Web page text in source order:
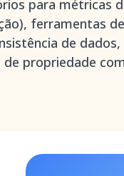
para métricas
ferramentas
de
propriedade